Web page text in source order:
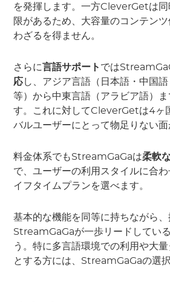
を発揮します。一方CleverGetは同
限があるため、大容量のコンテン
わざるを得ません。
さらに言語サポート では
応し、アジア言語（日本語・中国
等）から中東言語（アラビア語）
す。これに対してCleverGetは4ヶ
バルユーザーにとって物足りない面
料金体系でもStreamGaGaは柔軟
で、ユーザーの利用スタイルに合
イフタイムプランを選べます。
基本的な機能を同等に持ちながら
StreamGaGaが一歩リードしてい
う。特に多言語環境での利用や大
とする方には、StreamGaGaの選